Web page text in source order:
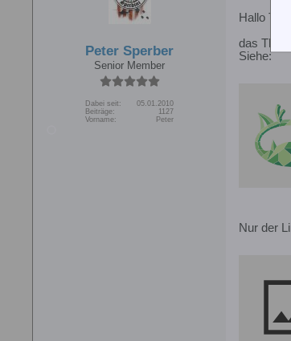
Peter Sperber
Senior Member
Dabei seit:
05.01.2010
Beiträge:
1127
Vorname:
Peter
Hallo
das
Siehe:
Nur der